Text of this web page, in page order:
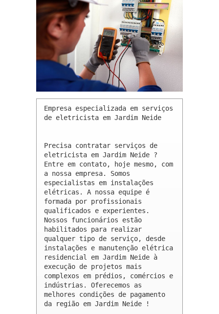
Empresa especializada em serviços
de eletricista em Jardim Neide
Precisa contratar serviços de
eletricista em Jardim Neide ?
Entre em contato, hoje mesmo, com
a nossa empresa. Somos
especialistas em instalações
elétricas. A nossa equipe é
formada por profissionais
qualificados e experientes.
Nossos funcionários estão
habilitados para realizar
qualquer tipo de serviço, desde
instalações e manutenção elétrica
residencial em Jardim Neide à
execução de projetos mais
complexos em prédios, comércios e
indústrias. Oferecemos as
melhores condições de pagamento
da região em Jardim Neide !